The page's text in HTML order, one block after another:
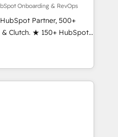
Onboarding & RevOps
Partner, 500+
Clutch. ★ 150+ HubSpot
across the team ★
five continents ★ AI-
obsessed ★
helps
that drive adoption
we do ➤